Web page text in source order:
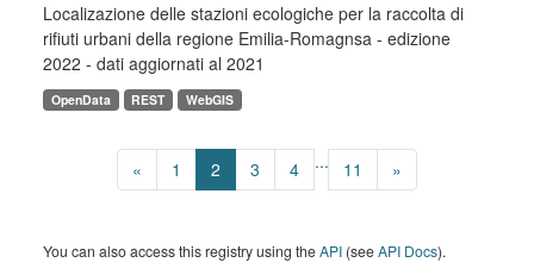
Localizazione delle stazioni ecologiche per la raccolta di
rifiuti urbani della regione Emilia-Romagnsa - edizione
2022 - dati aggiornati al 2021
OpenData REST WebGIS
« 1 2 3 4 ... 11 »
You can also access this registry using theAPI (seeAPI Docs).